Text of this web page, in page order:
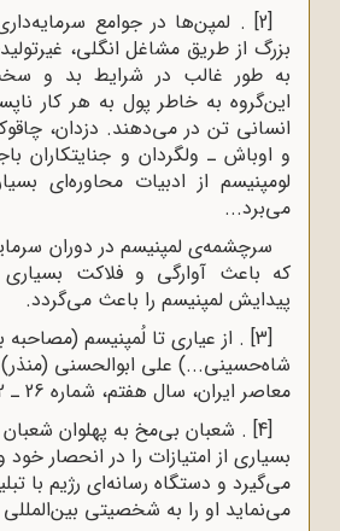
[2]
. لمپن‌ها در جوامع
بزرگ از طریق مشاغل انگلی،
به طور غالب در شرایط بد و
این‌گروه به خاطر پول به هر کار
انسانی تن در می‌دهند. دزدان،
و اوباش ـ ولگردان و جنایتکاران
لومپنیسم از ادبیات محاوره‌ای
می‌برد...
سرچشمه‌ی لمپنیسم در دوران
که باعث آوارگی و فلاکت بسیاری
پیدایش لمپنیسم را باعث می‌گردد.
[3]
. از عیاری تا لُمپنیسم
شاه‌حسینی...) علی ابوالحسنی
معاصر ایران، سال هفتم، شماره 26 ـ 1382، ص 191 ـ 241.
[4]
. شعبان بی‌مخ به پهلوان
بسیاری از امتیازات را در انحصار
می‌گیرد و دستگاه رسانه‌ای رژیم با
می‌نماید او را به شخصیتی